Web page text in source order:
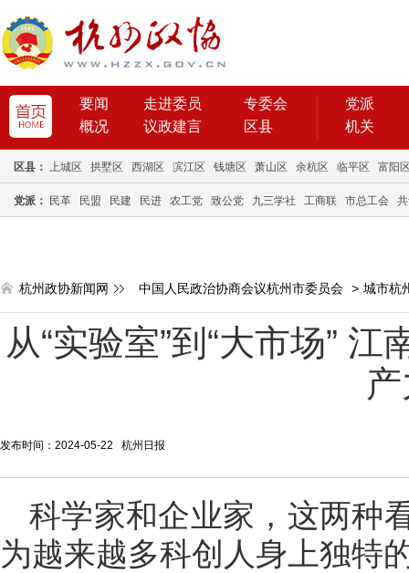
要闻 走进委员
专委会
概况
议政建言 区县
党派
机关
区县： 上城区 拱墅区 西湖区 滨江区 钱塘区 萧山区 余杭区 临平区 富阳
党派： 民革 民盟 民建 民进 农工党 致公党 九三学社 工商联 市总工会
杭州政协新闻网 中国人民政治协商会议杭州市委员会 > 城市杭
从“实验室”到“大市场”
发布时间：2024-05-22 杭州日报
科学家和企业家，这两种
为越来越多科创人身上独特